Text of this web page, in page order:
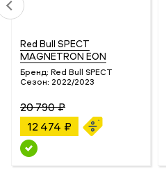
Red Bull SPECT
MAGNETRON EON
Бренд: Red Bull SPECT
Сезон: 2022/2023
20 790 ₽
12 474 ₽